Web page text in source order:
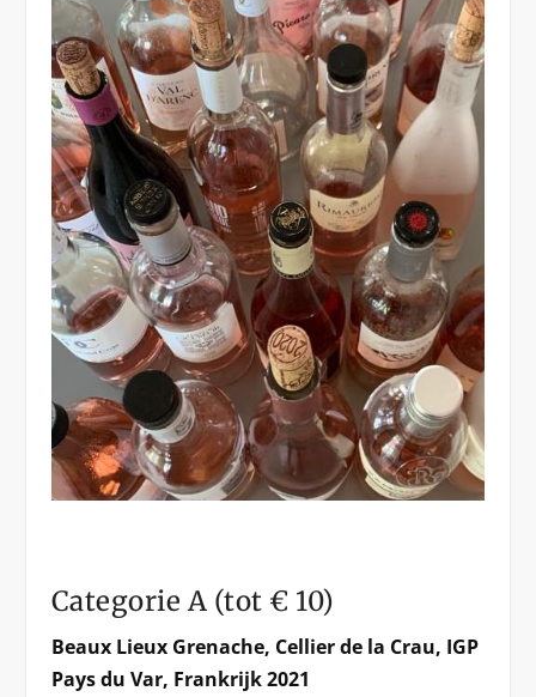
Categorie A (tot € 10)
Beaux Lieux Grenache, Cellier de la Crau, IGP
Pays du Var, Frankrijk 2021